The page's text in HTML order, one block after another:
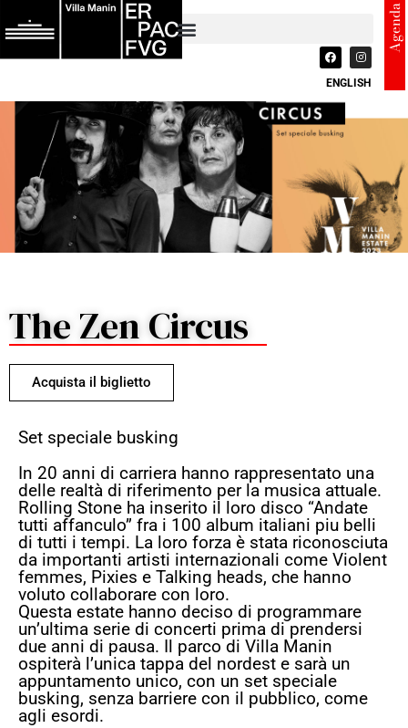
ENGLISH
Agenda
The Zen Circus
Acquista il biglietto
Set speciale busking
In 20 anni di carriera hanno rappresentato una
delle realtà di riferimento per la musica attuale.
Rolling Stone ha inserito il loro disco “Andate
tutti affanculo” fra i 100 album italiani piu belli
di tutti i tempi. La loro forza è stata riconosciuta
da importanti artisti internazionali come Violent
femmes, Pixies e Talking heads, che hanno
voluto collaborare con loro.
Questa estate hanno deciso di programmare
un’ultima serie di concerti prima di prendersi
due anni di pausa. Il parco di Villa Manin
ospiterà l’unica tappa del nordest e sarà un
appuntamento unico, con un set speciale
busking, senza barriere con il pubblico, come
agli esordi.